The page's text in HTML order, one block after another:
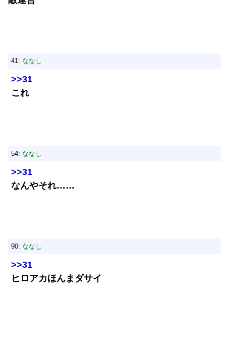
41: ななし
>>31
これ
54: ななし
>>31
なんやそれ……
90: ななし
>>31
ヒロアカほんまダサイ